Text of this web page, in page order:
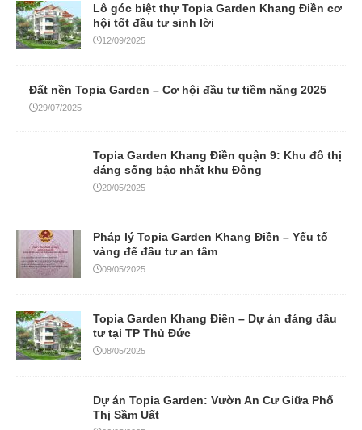
Lô góc biệt thự Topia Garden Khang Điền cơ
hội tốt đầu tư sinh lời
12/09/2025
Đất nền Topia Garden – Cơ hội đầu tư tiềm năng 2025
29/07/2025
Topia Garden Khang Điền quận 9: Khu đô thị
đáng sống bậc nhất khu Đông
20/05/2025
Pháp lý Topia Garden Khang Điền – Yếu tố
vàng để đầu tư an tâm
09/05/2025
Topia Garden Khang Điền – Dự án đáng đầu
tư tại TP Thủ Đức
08/05/2025
Dự án Topia Garden: Vườn An Cư Giữa Phố
Thị Sầm Uất